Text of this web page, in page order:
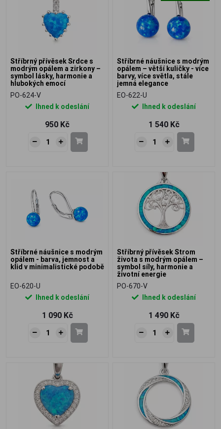
Stříbrný přívěsek Srdce s
modrým opálem a zirkony –
symbol lásky, harmonie a
hlubokých emocí
PO-624-V
Ihned k odeslání
950 Kč
Stříbrné náušnice s modrým
opálem – větší kuličky - více
barvy, více světla, stále
jemná elegance
EO-622-U
Ihned k odeslání
1 540 Kč
Stříbrné náušnice s modrým
opálem - barva, jemnost a
klid v minimalistické podobě
EO-620-U
Ihned k odeslání
1 090 Kč
Stříbrný přívěsek Strom
života s modrým opálem –
symbol síly, harmonie a
životní energie
PO-670-V
Ihned k odeslání
1 490 Kč